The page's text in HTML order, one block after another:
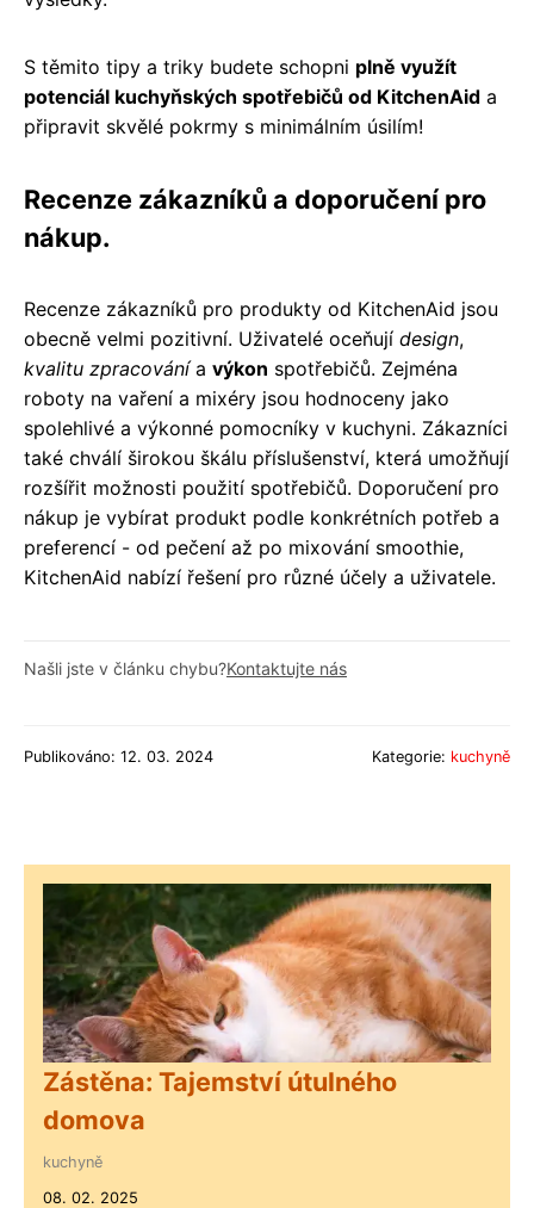
S těmito tipy a triky budete schopni plně využít
potenciál kuchyňských spotřebičů od KitchenAid a
připravit skvělé pokrmy s minimálním úsilím!
Recenze zákazníků a doporučení pro
nákup.
Recenze zákazníků pro produkty od KitchenAid jsou
obecně velmi pozitivní. Uživatelé oceňují design,
kvalitu zpracovánía výkon spotřebičů. Zejména
roboty na vaření a mixéry jsou hodnoceny jako
spolehlivé a výkonné pomocníky v kuchyni. Zákazníci
také chválí širokou škálu příslušenství, která umožňují
rozšířit možnosti použití spotřebičů. Doporučení pro
nákup je vybírat produkt podle konkrétních potřeb a
preferencí - od pečení až po mixování smoothie,
KitchenAid nabízí řešení pro různé účely a uživatele.
Našli jste v článku chybu?Kontaktujte nás
Publikováno: 12. 03. 2024 Kategorie: kuchyně
Zástěna: Tajemství útulného
domova
kuchyně
08. 02. 2025